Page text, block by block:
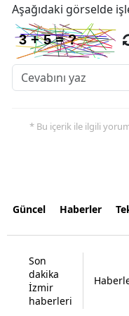
Aşağıdaki görselde
* Bu içerik ile ilgili
Güncel Haberler
Son
dakika
İzmir
haberleri